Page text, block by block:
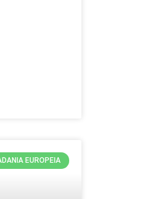
EUROPEIA